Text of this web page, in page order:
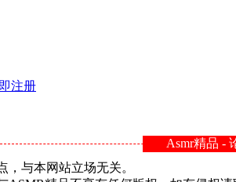
注册
Asmr精品 -
与本网站立场无关。